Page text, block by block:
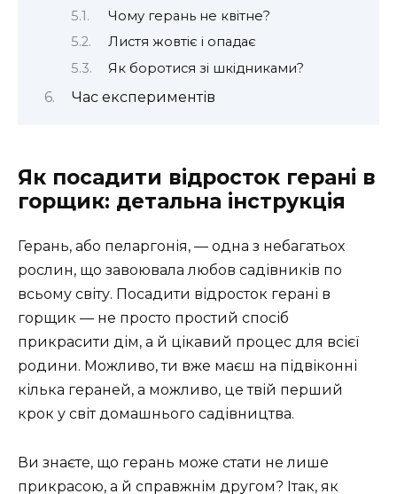
Чому герань не квітне?
Листя жовтіє і опадає
Як боротися зі шкідниками?
Час експериментів
Як посадити відросток герані в
горщик: детальна інструкція
Герань, або пеларгонія, — одна з небагатьох
рослин, що завоювала любов садівників по
всьому світу. Посадити відросток герані в
горщик — не просто простий спосіб
прикрасити дім, а й цікавий процес для всієї
родини. Можливо, ти вже маєш на підвіконні
кілька гераней, а можливо, це твій перший
крок у світ домашнього садівництва.
Ви знаєте, що герань може стати не лише
прикрасою, а й справжнім другом? Ітак, як